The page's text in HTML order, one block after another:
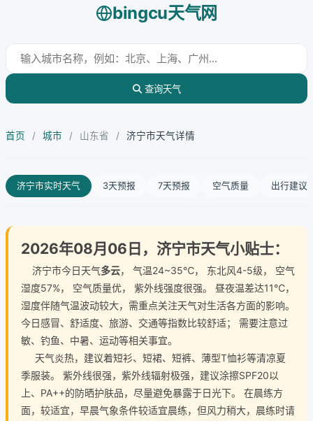
bingcu天气网
查询天气
首页 / 城市 / 山东省 / 济宁市天气详情
济宁市实时天气 3天预报 7天预报 空气质量 出行建议
2026年08月06日，济宁市天气小贴士：
济宁市今日天气多云， 气温24~35℃， 东北风4-5级， 空气
湿度57%， 空气质量优， 紫外线强度很强。 昼夜温差达11℃，
湿度伴随气温波动较大，需重点关注天气对生活各方面的影响。
今日感冒、舒适度、旅游、交通等指数比较舒适； 需要注意过
敏、钓鱼、中暑、运动等相关事宜。
天气炎热，建议着短衫、短裙、短裤、薄型T恤衫等清凉夏
季服装。 紫外线很强，紫外线辐射极强，建议涂擦SPF20以
上、PA++的防晒护肤品，尽量避免暴露于日光下。 在晨练方
面，较适宜，早晨气象条件较适宜晨练，但风力稍大，晨练时请